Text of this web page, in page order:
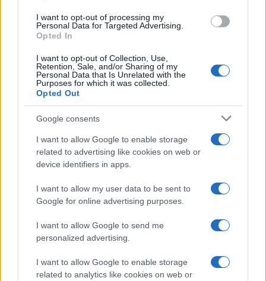
I want to opt-out of processing my
Personal Data for Targeted Advertising.
Opted In
I want to opt-out of Collection, Use,
Retention, Sale, and/or Sharing of my
Personal Data that Is Unrelated with the
Purposes for which it was collected.
Opted Out
Google consents
I want to allow Google to enable storage
related to advertising like cookies on web or
device identifiers in apps.
I want to allow my user data to be sent to
Google for online advertising purposes.
I want to allow Google to send me
personalized advertising.
I want to allow Google to enable storage
related to analytics like cookies on web or
Venezia FC: il calendario e i dettagli della tournée
francese